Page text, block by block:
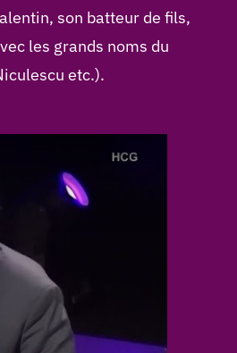
son batteur de fils,
les grands noms du
etc.).